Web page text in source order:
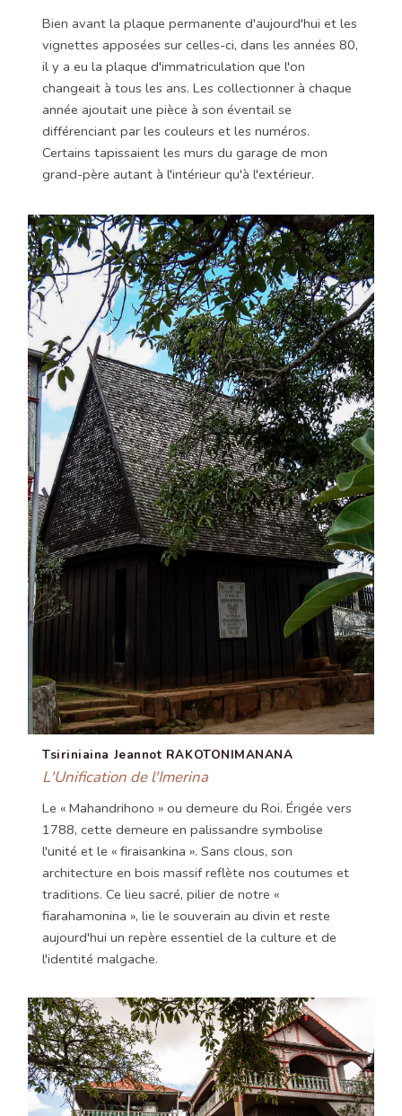
Bien avant la plaque permanente d'aujourd'hui et les
vignettes apposées sur celles-ci, dans les années 80,
il y a eu la plaque d'immatriculation que l'on
changeait à tous les ans. Les collectionner à chaque
année ajoutait une pièce à son éventail se
différenciant par les couleurs et les numéros.
Certains tapissaient les murs du garage de mon
grand-père autant à l'intérieur qu'à l'extérieur.
Tsiriniaina Jeannot RAKOTONIMANANA
L'Unification de l'Imerina
Le « Mahandrihono » ou demeure du Roi. Érigée vers
1788, cette demeure en palissandre symbolise
l'unité et le « firaisankina ». Sans clous, son
architecture en bois massif reflète nos coutumes et
traditions. Ce lieu sacré, pilier de notre «
fiarahamonina », lie le souverain au divin et reste
aujourd'hui un repère essentiel de la culture et de
l'identité malgache.